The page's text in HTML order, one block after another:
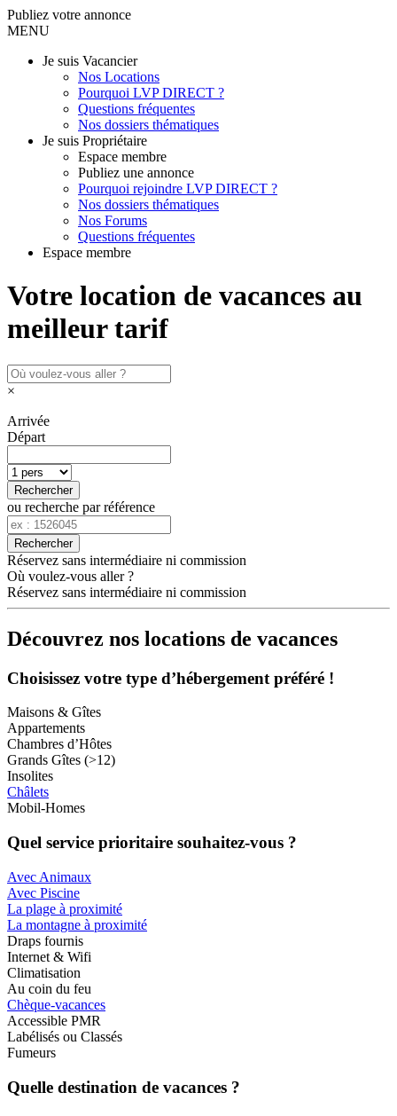
Publiez votre annonce
MENU
Je suis Vacancier
Nos Locations
Pourquoi LVP DIRECT ?
Questions fréquentes
Nos dossiers thématiques
Je suis Propriétaire
Espace membre
Publiez une annonce
Pourquoi rejoindre LVP DIRECT ?
Nos dossiers thématiques
Nos Forums
Questions fréquentes
Espace membre
Votre location de vacances au
meilleur tarif
×
Arrivée
Départ
Rechercher
ou recherche par référence
Rechercher
Réservez sans intermédiaire ni commission
Où voulez-vous aller ?
Réservez sans intermédiaire ni commission
Découvrez nos locations de vacances
Choisissez votre type d’hébergement préféré !
Maisons & Gîtes
Appartements
Chambres d’Hôtes
Grands Gîtes (>12)
Insolites
Châlets
Mobil-Homes
Quel service prioritaire souhaitez-vous ?
Avec Animaux
Avec Piscine
La plage à proximité
La montagne à proximité
Draps fournis
Internet & Wifi
Climatisation
Au coin du feu
Chèque-vacances
Accessible PMR
Labélisés ou Classés
Fumeurs
Quelle destination de vacances ?